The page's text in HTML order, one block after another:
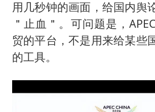
用几秒钟的画面，给国内舆
＂止血＂。可问题是，
贸的平台，不是用来给某些
的工具。